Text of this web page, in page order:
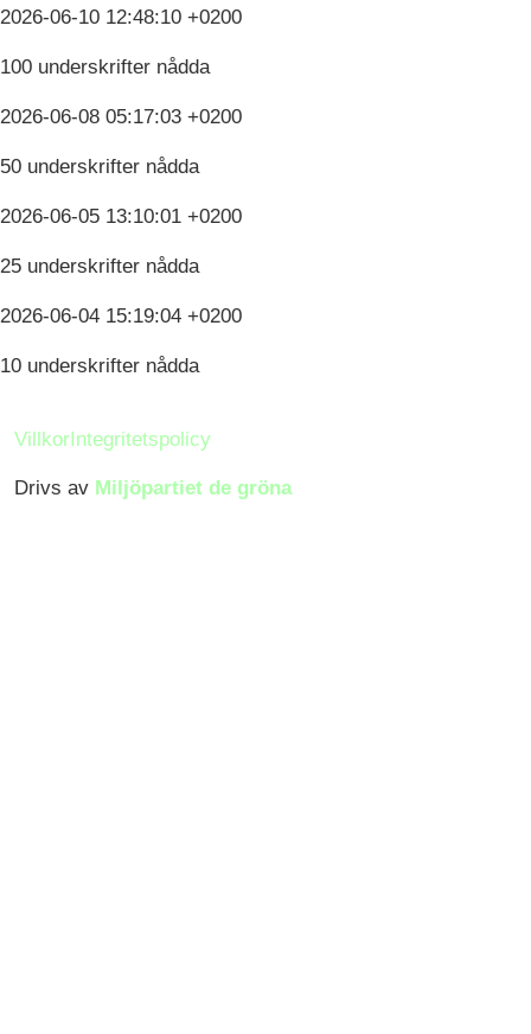
2026-06-10 12:48:10 +0200
100 underskrifter nådda
2026-06-08 05:17:03 +0200
50 underskrifter nådda
2026-06-05 13:10:01 +0200
25 underskrifter nådda
2026-06-04 15:19:04 +0200
10 underskrifter nådda
VillkorIntegritetspolicy
Drivs av Miljöpartiet de gröna